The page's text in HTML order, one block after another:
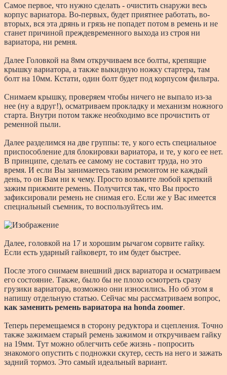
Самое первое, что нужно сделать - очистить снаружи весь
корпус вариатора. Во-первых, будет приятнее работать, во-
вторых, вся эта дрянь и грязь не попадет потом в ремень и не
станет причиной преждевременного выхода из строя ни
вариатора, ни ремня.
Далее Головкой на 8мм откручиваем все болты, крепящие
крышку вариатора, а также выкидную ножку стартера, там
болт на 10мм. Кстати, один болт будет под корпусом фильтра.
Снимаем крышку, проверяем чтобы ничего не выпало из-за
нее (ну а вдруг!), осматриваем прокладку и механизм ножного
старта. Внутри потом также необходимо все прочистить от
ременной пыли.
Далее разделимся на две группы: те, у кого есть специальное
приспособление для блокировки вариатора, и те, у кого ее нет.
В принципе, сделать ее самому не составит труда, но это
время. И если Вы занимаетесь таким ремонтом не каждый
день, то он Вам ни к чему. Просто возьмите любой крепкий
зажим прижмите ремень. Получится так, что Вы просто
зафиксировали ремень не снимая его. Если же у Вас имеется
специальный съемник, то воспользуйтесь им.
Далее, головкой на 17 и хорошим рычагом сорвите гайку.
Если есть ударный гайковерт, то им будет быстрее.
После этого снимаем внешний диск вариатора и осматриваем
его состояние. Также, было бы не плохо осмотреть сразу
грузики вариатора, возможно они износились. Но об этом я
напишу отдельную статью. Сейчас мы рассматриваем вопрос,
как заменить ремень вариатора на honda zoomer.
Теперь перемещаемся в сторону редуктора и сцепления. Точно
также зажимаем старый ремень зажимом и откручиваем гайку
на 19мм. Тут можно облегчить себе жизнь - попросить
знакомого опустить с подножки скутер, сесть на него и зажать
задний тормоз. Это самый идеальный вариант.